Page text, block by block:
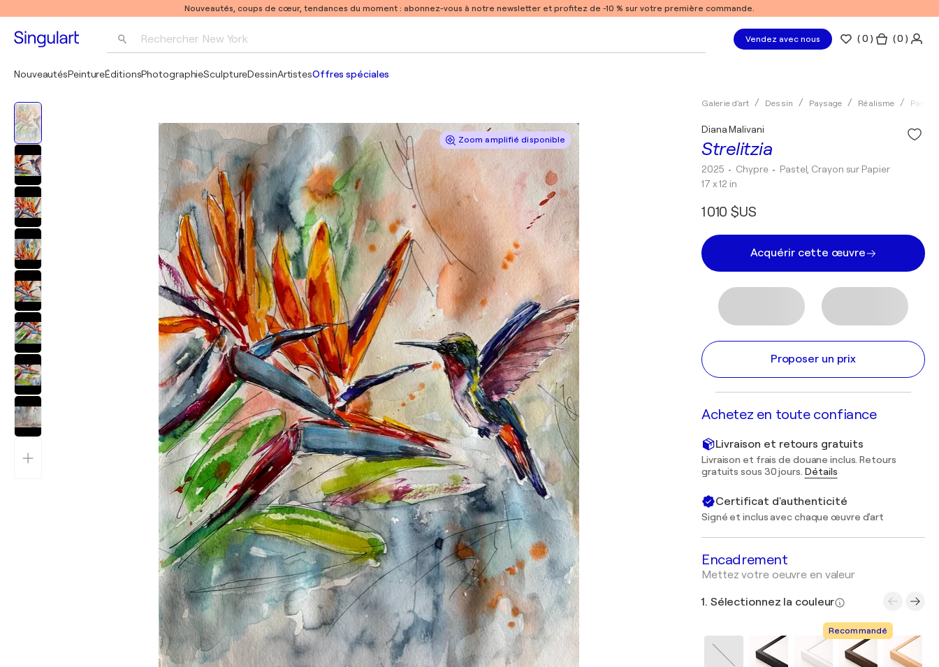
Nouveautés, coups de cœur, tendances du moment : abonnez-vous à notre newsletter et profitez de -10 % sur votre première commande.
Rechercher New York
Pablo Picasso
Vendez avec nous (0 ) ( 0 )
NouveautésPeintureÉditionsPhotographieSculptureDessinArtistesOffres spéciales
Zoom amplifié disponible
Galerie d'art Dessin Paysage Réalisme Pastel
Strelitzia
Diana Malivani
2025 • Chypre • Pastel, Crayon sur Papier
17 x 12 in
1 010 $US
Acquérir cette œuvre
Proposer un prix
Achetez en toute confiance
Livraison et retours gratuits
Livraison et frais de douane inclus. Retours
gratuits sous 30 jours. Détails
Certificat d'authenticité
Signé et inclus avec chaque œuvre d'art
Encadrement
Mettez votre oeuvre en valeur
1. Sélectionnez la couleur
Recommandé